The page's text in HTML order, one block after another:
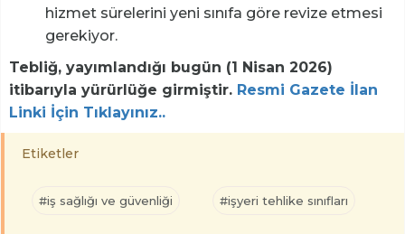
hizmet sürelerini yeni sınıfa göre revize etmesi
gerekiyor.
Tebliğ, yayımlandığı bugün (1 Nisan 2026)
itibarıyla yürürlüğe girmiştir. Resmi Gazete İlan
Linki İçin Tıklayınız..
Etiketler
#iş sağlığı ve güvenliği #işyeri tehlike sınıfları